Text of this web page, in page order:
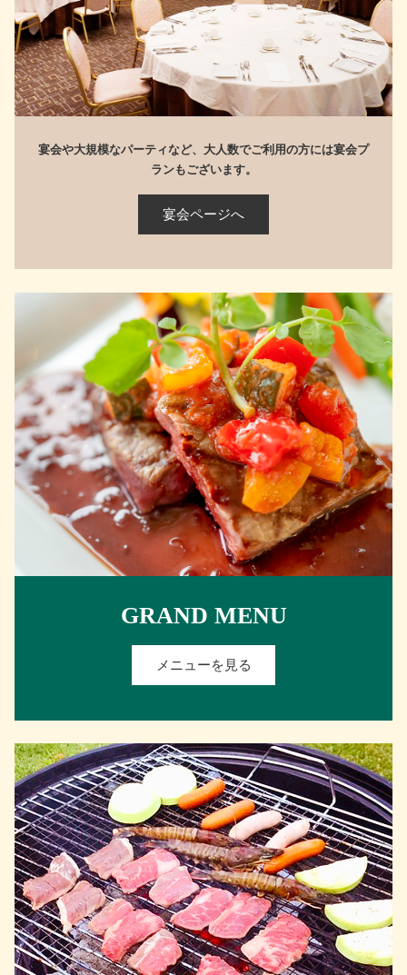
宴会や大規模なパーティなど、大人数でご利用の方には宴会プ
ランもございます。
宴会ページへ
GRAND MENU
メニューを見る